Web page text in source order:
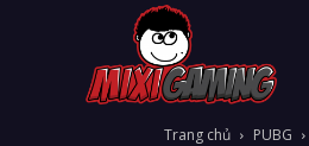
Trang chủ PUBG